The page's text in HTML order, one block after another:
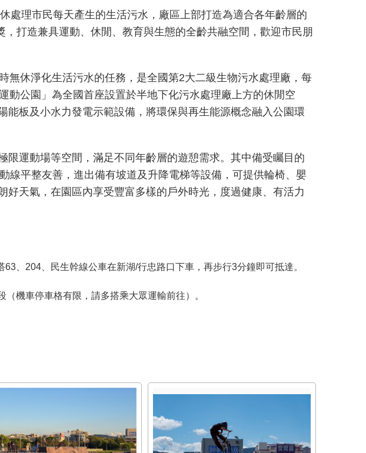
處理市民每天產生的生活污水，廠區上部打造為適合各年齡層的
打造兼具運動、休閒、教育與生態的全齡共融空間，歡迎市民朋
無休淨化生活污水的任務，是全國第2大二級生物污水處理廠，每
動公園」為全國首座設置於半地下化污水處理廠上方的休閒空
板及小水力發電示範設備，將環保與再生能源概念融入公園環
運動場等空間，滿足不同年齡層的遊憩需求。其中備受矚目的
線平整友善，進出備有坡道及升降電梯等設備，可提供輪椅、嬰
天氣，在園區內享受豐富多樣的戶外時光，度過健康、有活力
、204、民生幹線公車在新湖/行忠路口下車，再步行3分鐘即可抵達。
機車停車格有限，請多搭乘大眾運輸前往）。